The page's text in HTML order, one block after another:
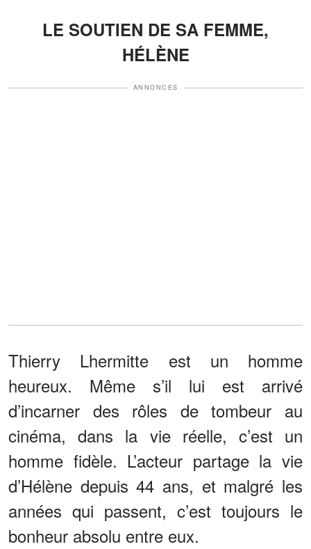
LE SOUTIEN DE SA FEMME,
HÉLÈNE
ANNONCES
Thierry Lhermitte est un homme
heureux. Même s’il lui est arrivé
d’incarner des rôles de tombeur au
cinéma, dans la vie réelle, c’est un
homme fidèle. L’acteur partage la vie
d’Hélène depuis 44 ans, et malgré les
années qui passent, c’est toujours le
bonheur absolu entre eux.